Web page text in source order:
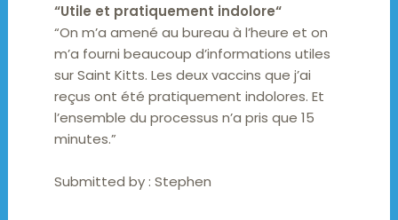
“Utile et pratiquement indolore“
“On m’a amené au bureau à l’heure et on
m’a fourni beaucoup d’informations utiles
sur Saint Kitts. Les deux vaccins que j’ai
reçus ont été pratiquement indolores. Et
l’ensemble du processus n’a pris que 15
minutes.”
Submitted by :Stephen